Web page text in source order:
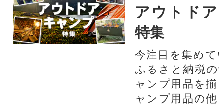
アウトド
特集
今注目を集め
ふるさと納税
ャンプ用品を
ャンプ用品の